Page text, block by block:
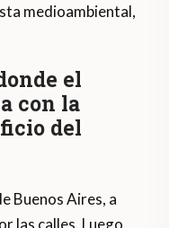
medioambiental,
el
con la
del
Buenos Aires, a
las calles. Luego,